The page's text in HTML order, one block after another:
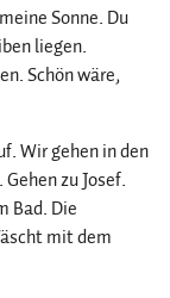
Sonne. Du
liegen.
Schön wäre,
Wir gehen in den
zu Josef.
Bad. Die
mit dem